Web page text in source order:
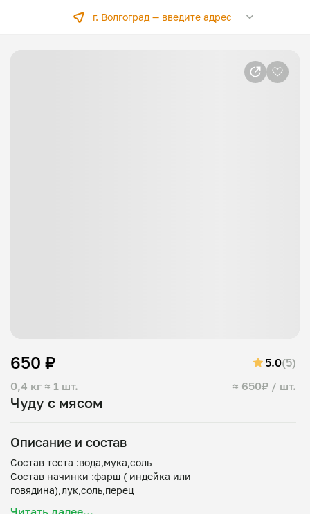
г. Волгоград —введите адрес
Чуду с мясом
0,4 кг ≈ 1 шт. ≈ 650₽ / шт.
650 ₽ 5.0(5)
Описание и состав
Состав теста :вода,мука,соль
Состав начинки :фарш ( индейка или
Читать далее...